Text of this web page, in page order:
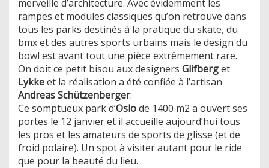
merveille d’architecture. Avec évidemment les
rampes et modules classiques qu’on retrouve dans
tous les parks destinés à la pratique du skate, du
bmx et des autres sports urbains mais le design du
bowl est avant tout une pièce extrêmement rare.
On doit ce petit bisou aux designers Glifberget
Lykkeet la réalisation a été confiée à l’artisan
Andreas Schützenberger.
Ce somptueux park d’Oslode 1400 m2 a ouvert ses
portes le 12 janvier et il accueille aujourd’hui tous
les pros et les amateurs de sports de glisse (et de
froid polaire). Un spot à visiter autant pour le ride
que pour la beauté du lieu.